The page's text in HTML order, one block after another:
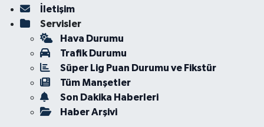
İletişim
Servisler
Hava Durumu
Trafik Durumu
Süper Lig Puan Durumu ve Fikstür
Tüm Manşetler
Son Dakika Haberleri
Haber Arşivi